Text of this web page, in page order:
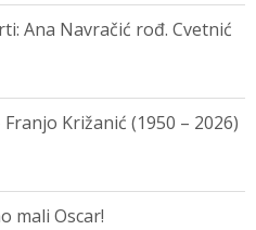
Ana Navračić rođ. Cvetnić
Križanić (1950 – 2026)
mali Oscar!